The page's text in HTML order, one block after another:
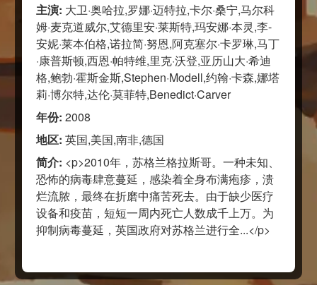
主演: 大卫·奥哈拉,罗娜·迈特拉,卡尔·桑宁,马尔科
姆·麦克道威尔,艾德里安·莱斯特,玛安娜·本灵,李-
安妮·莱本伯格,诺拉简·努恩,阿克塞尔·卡罗琳,马丁
·康普斯顿,西恩·帕特维,里克·沃登,亚历山大·希迪
格,鲍勃·霍斯金斯,Stephen·Modell,约翰·卡森,娜塔
莉·博尔特,达伦·莫菲特,Benedict·Carver
年份: 2008
地区: 英国,美国,南非,德国
简介: <p>2010年，苏格兰格拉斯哥。一种未知、
恐怖的病毒肆意蔓延，感染着全身布满疱疹，溃
烂流脓，最终在折磨中痛苦死去。由于缺少医疗
设备和疫苗，短短一周内死亡人数成千上万。为
抑制病毒蔓延，英国政府对苏格兰进行全...</p>